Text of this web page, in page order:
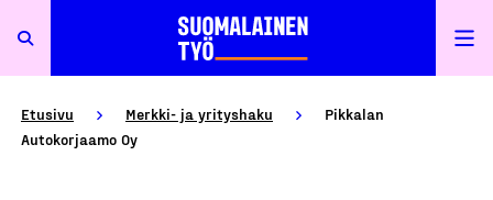
Etusivu Merkki- ja yrityshaku
Pikkalan
Autokorjaamo Oy